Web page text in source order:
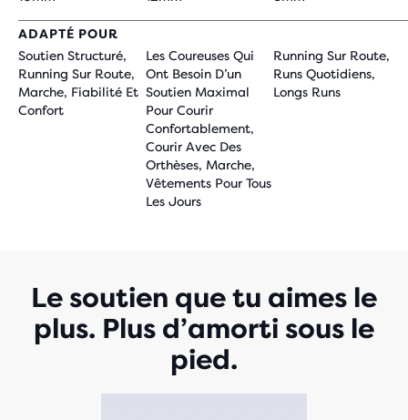
ADAPTÉ POUR
Soutien Structuré,
Running Sur Route,
Marche, Fiabilité Et
Confort
Les Coureuses Qui
Ont Besoin D’un
Soutien Maximal
Pour Courir
Confortablement,
Courir Avec Des
Orthèses, Marche,
Vêtements Pour Tous
Les Jours
Running Sur Route,
Runs Quotidiens,
Longs Runs
Le soutien que tu aimes le
plus. Plus d’amorti sous le
pied.